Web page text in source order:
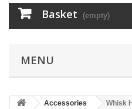
Basket (empty)
MENU
Accessories Whisk